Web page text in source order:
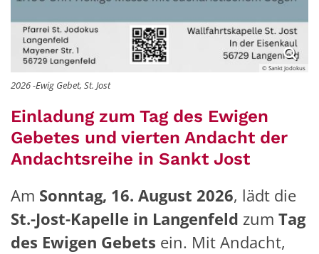
© Sankt Jodokus
2026 -Ewig Gebet, St. Jost
Einladung zum Tag des Ewigen
Gebetes und vierten Andacht der
Andachtsreihe in Sankt Jost
Am Sonntag, 16. August 2026, lädt die
St.-Jost-Kapelle in Langenfeld zum Tag
des Ewigen Gebets ein. Mit Andacht,